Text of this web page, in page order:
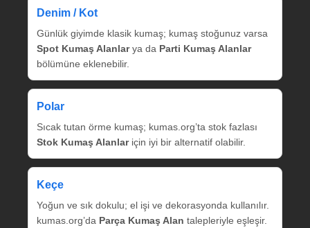
Denim / Kot
Günlük giyimde klasik kumaş; kumaş stoğunuz varsa
Spot Kumaş Alanlarya da Parti Kumaş Alanlar
bölümüne eklenebilir.
Polar
Sıcak tutan örme kumaş; kumas.org’ta stok fazlası
Stok Kumaş Alanlariçin iyi bir alternatif olabilir.
Keçe
Yoğun ve sık dokulu; el işi ve dekorasyonda kullanılır.
kumas.org’da Parça Kumaş Alan talepleriyle eşleşir.